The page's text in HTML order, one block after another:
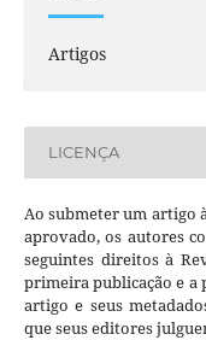
Artigos
LICENÇA
Ao submeter um artigo
aprovado, os autores
seguintes direitos à
primeira publicação e a
artigo e seus
que seus editores